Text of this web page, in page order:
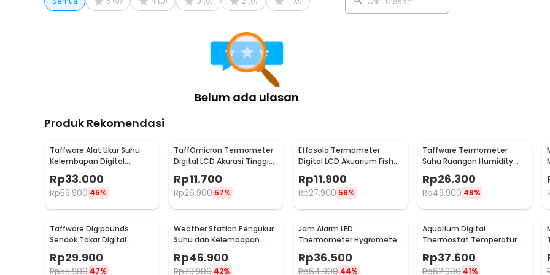
Belum ada ulasan
Produk Rekomendasi
Taffware Alat Ukur Suhu
Kelembapan Digital
dengan Jam Alarm
Kalender - HTC-2
Rp33.000
Rp59.900 45%
TaffOmicron Termometer
Digital LCD Akurasi Tinggi
DT4B
Rp11.700
Rp26.900 57%
Effosola Termometer
Digital LCD Akuarium Fish
TPM-10
Rp11.900
Rp27.900 58%
Taffware Termometer
Suhu Ruangan Humidity
Hygrometer Clock
Calendar - HTC-1
Rp26.300
Rp49.900 48%
Taffware Digipounds
Sendok Takar Digital
- HM10
Rp29.900
Rp55.900 47%
Weather Station Pengukur
Suhu dan Kelembapan
Desk Jam Alarm - 3210
Rp46.900
Rp79.900 42%
Jam Alarm LED
Thermometer Hygrometer
Forecast Weather Station -
2159T
Rp36.500
Rp64.900 44%
Aquarium Digital
Thermostat Temperature
Controller Sensor
Multifungsi - STC-1000
Rp37.600
Rp62.900 41%